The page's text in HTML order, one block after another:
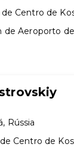
Centro de
de Aeroporto
, Rússia
Centro de